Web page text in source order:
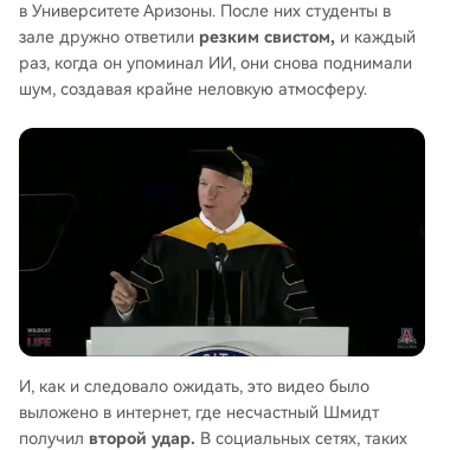
в Университете Аризоны. После них студенты в
зале дружно ответили резким свистом, и каждый
раз, когда он упоминал ИИ, они снова поднимали
шум, создавая крайне неловкую атмосферу.
И, как и следовало ожидать, это видео было
выложено в интернет, где несчастный Шмидт
получил второй удар. В социальных сетях, таких